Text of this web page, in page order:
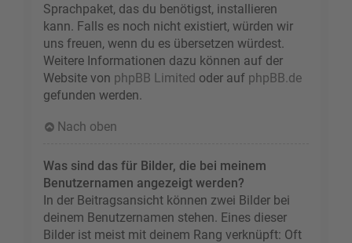
Sprachpaket, das du benötigst, installieren
kann. Falls es noch nicht existiert, würden wir
uns freuen, wenn du es übersetzen würdest.
Weitere Informationen dazu können auf der
Website von phpBB Limited oder auf phpBB.de
gefunden werden.
Nach oben
Was sind das für Bilder, die bei meinem
Benutzernamen angezeigt werden?
In der Beitragsansicht können zwei Bilder bei
deinem Benutzernamen stehen. Eines dieser
Bilder ist meist mit deinem Rang verknüpft: Oft